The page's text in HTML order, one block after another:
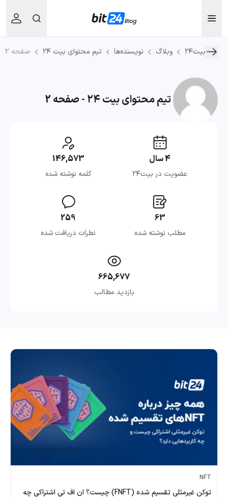
بیت۲۴ وبلاگ نویسنده‌ها تیم محتوای بیت ۲۴ صفحه 2
تیم محتوای بیت ۲۴ - صفحه 2
4 سال
عضویت در بیت۲۴
146,573
کلمه نوشته شده
63
مطلب نوشته شده
259
نطرات دریافت شده
665,677
بازدید مطالب
NFT
توکن غیرمثلی تقسیم شده (FNFT) چیست؟ ان اف تی اشتراکی چه